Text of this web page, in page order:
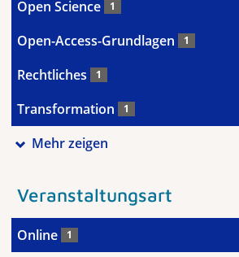
Open Science 1
Open-Access-Grundlagen 1
Rechtliches 1
Transformation 1
Mehr zeigen
Veranstaltungsart
Online 1